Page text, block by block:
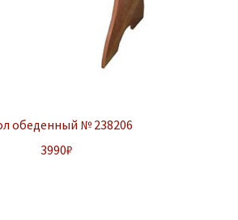
обеденный № 238206
3990₽